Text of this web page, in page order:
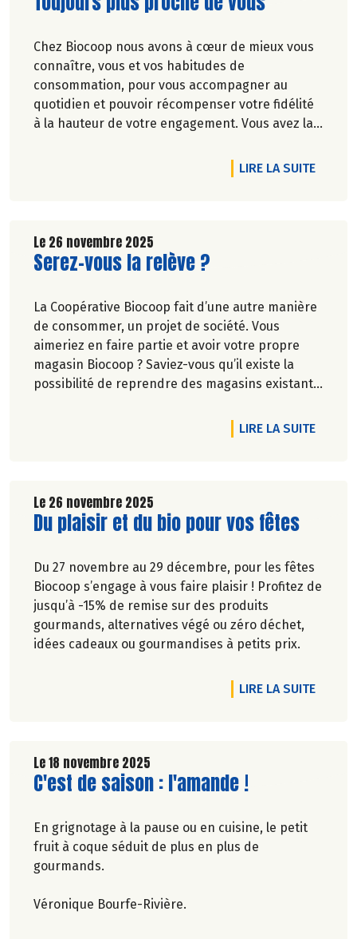
Chez Biocoop nous avons à cœur de mieux vous
connaître, vous et vos habitudes de
consommation, pour vous accompagner au
quotidien et pouvoir récompenser votre fidélité
à la hauteur de votre engagement. Vous avez la
LIRE LA SUITEDE
Le 26 novembre 2025
Lire la suite de l'article
Serez-vous la relève ?
La Coopérative Biocoop fait d’une autre manière
de consommer, un projet de société. Vous
aimeriez en faire partie et avoir votre propre
magasin Biocoop ? Saviez-vous qu’il existe la
possibilité de reprendre des magasins existants
LIRE LA SUITEDE
Le 26 novembre 2025
Lire la suite de l'article
Du plaisir et du bio pour vos fêtes
Du 27 novembre au 29 décembre, pour les fêtes
Biocoop s’engage à vous faire plaisir ! Profitez de
jusqu’à -15% de remise sur des produits
gourmands, alternatives végé ou zéro déchet,
idées cadeaux ou gourmandises à petits prix.
LIRE LA SUITEDE
Le 18 novembre 2025
Lire la suite de l'article
C'est de saison : l'amande !
En grignotage à la pause ou en cuisine, le petit
fruit à coque séduit de plus en plus de
gourmands.
Véronique Bourfe-Rivière.